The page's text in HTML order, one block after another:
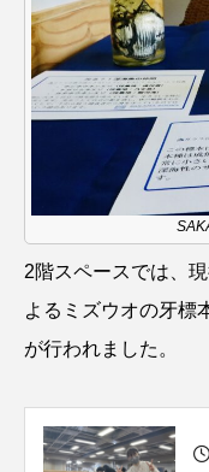
シコロサンゴ
シャコガイ
シ
シ
スクミリンゴガイ
スナモグリ
センニンガジ
2階スペースでは、
よるミズウオの牙標
が行われました。